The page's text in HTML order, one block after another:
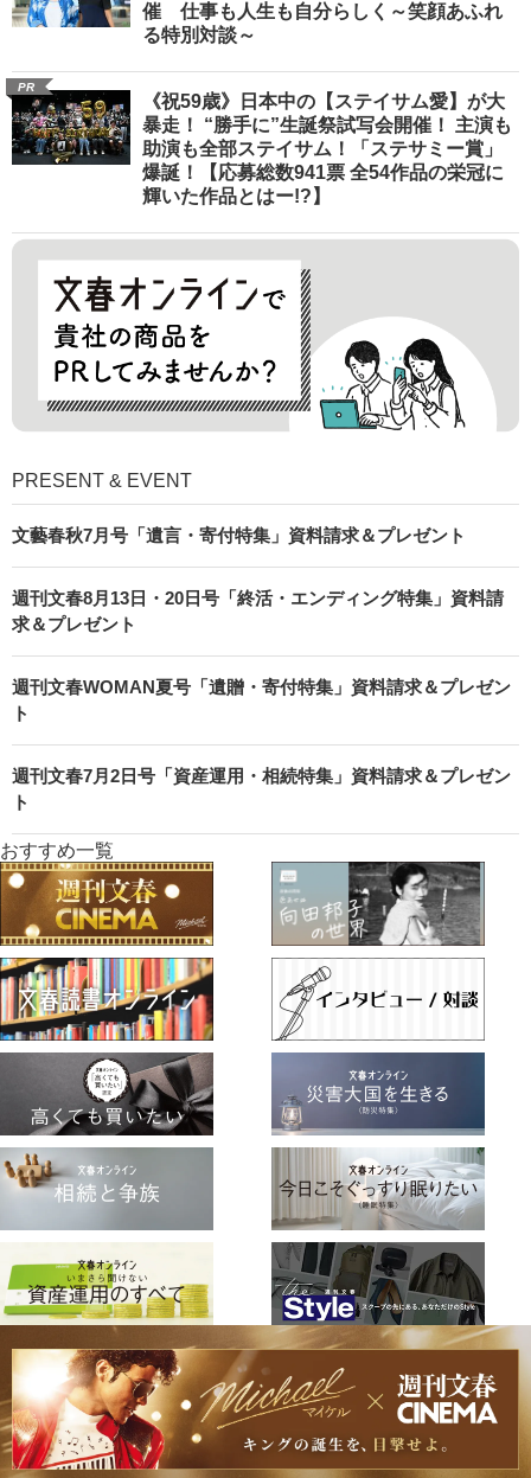
催 仕事も人生も自分らしく～笑顔あふれ
る特別対談～
PR
《祝59歳》日本中の【ステイサム愛】が大
暴走！ “勝手に”生誕祭試写会開催！ 主演も
助演も全部ステイサム！「ステサミー賞」
爆誕！【応募総数941票 全54作品の栄冠に
輝いた作品とはー!?】
PRESENT & EVENT
文藝春秋7月号「遺言・寄付特集」資料請求＆プレゼント
週刊文春8月13日・20日号「終活・エンディング特集」資料請
求＆プレゼント
週刊文春WOMAN夏号「遺贈・寄付特集」資料請求＆プレゼン
ト
週刊文春7月2日号「資産運用・相続特集」資料請求＆プレゼン
ト
おすすめ一覧